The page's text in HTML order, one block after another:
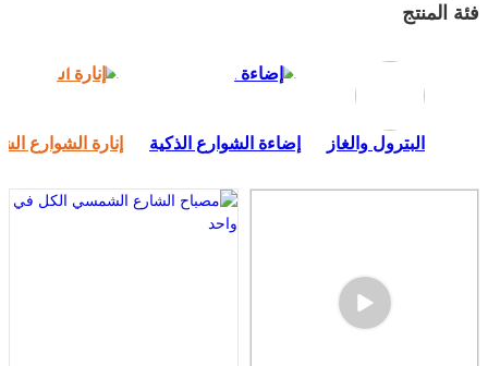
فئة المنتج
البترول والغاز إضاءة الشوارع الذكية إنارة الشوارع